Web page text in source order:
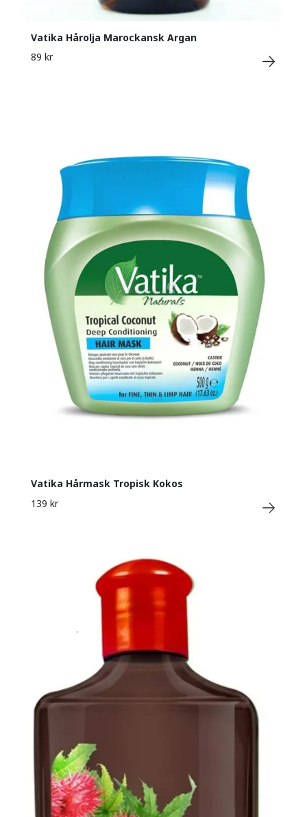
Vatika Hårolja Marockansk Argan
89 kr
Vatika Hårmask Tropisk Kokos
139 kr